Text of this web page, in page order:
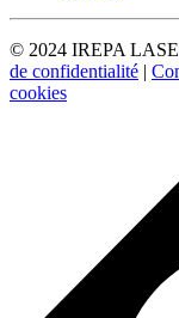
© 2024 IREPA
de confidentialité |
cookies